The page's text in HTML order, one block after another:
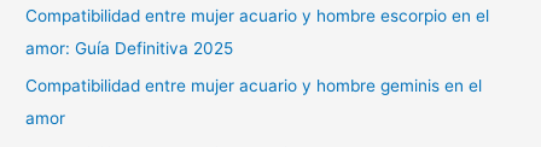
Compatibilidad entre mujer acuario y hombre escorpio en el
amor: Guía Definitiva 2025
Compatibilidad entre mujer acuario y hombre geminis en el
amor